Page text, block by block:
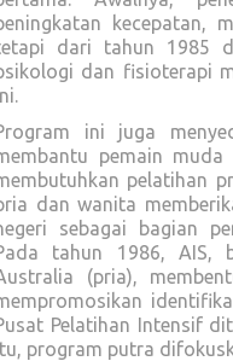
kecepatan,
dari tahun 1985
dan fisioterapi
ini juga
pemain
pelatihan
dan wanita
sebagai bagian
tahun 1986, AIS,
(pria),
Pelatihan Intensif
program putra